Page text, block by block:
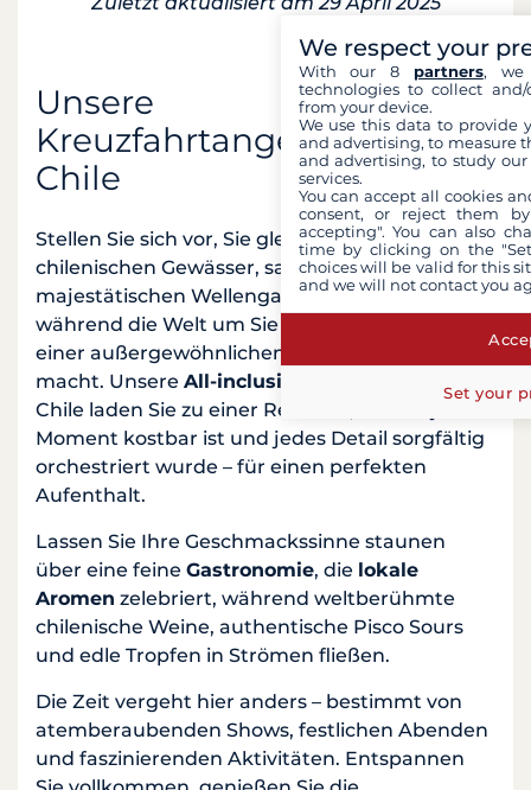
Unsere
Kreuzfahrtangebote in
Chile
Stellen Sie sich vor, Sie gleiten über die
chilenischen Gewässer, sanft geschaukelt vom
majestätischen Wellengang des Pazifiks,
während die Welt um Sie herum verblasst und
einer außergewöhnlichen Erfahrung Platz
macht. Unsere All-inclusive-Kreuzfahrten
in
Chile laden Sie zu einer Reise ein, bei der jeder
Moment kostbar ist und jedes Detail sorgfältig
orchestriert wurde – für einen perfekten
Aufenthalt.
Lassen Sie Ihre Geschmackssinne staunen
über eine feine Gastronomie, die lokale
Aromen zelebriert, während weltberühmte
chilenische Weine, authentische Pisco Sours
und edle Tropfen in Strömen fließen.
Die Zeit vergeht hier anders – bestimmt von
atemberaubenden Shows, festlichen Abenden
und faszinierenden Aktivitäten. Entspannen
We respect your
With our 8 partners, we
technologies to collect
from your device.
We use this data to provide
and advertising, to measure
and advertising, to study
services.
You can accept all cookies
consent, or reject them
accepting". You can also
time by clicking on the
choices will be valid for this
and we will not contact you
Set your